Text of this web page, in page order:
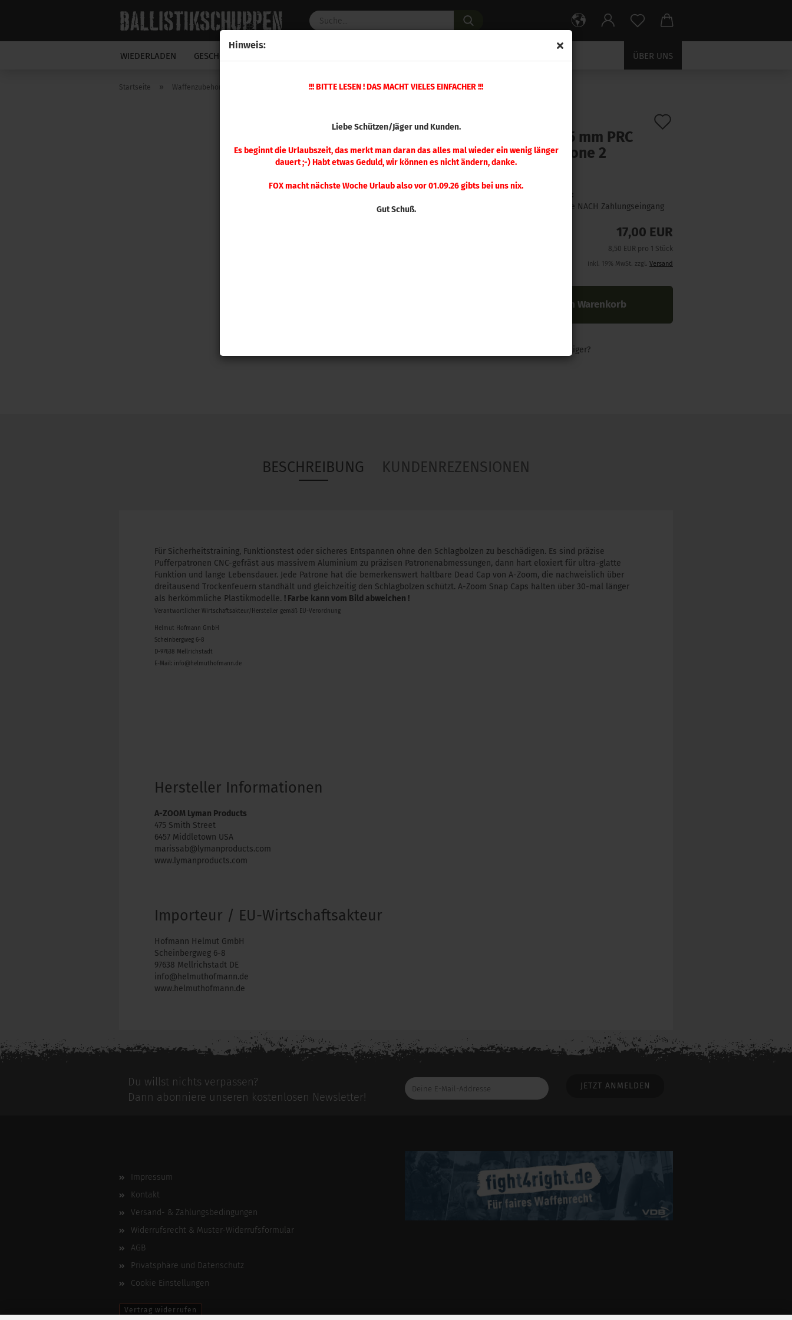
Hinweis:
!!! BITTE LESEN ! DAS MACHT VIELES EINFACHER !!!
Liebe Schützen/Jäger und Kunden.
Es beginnt die Urlaubszeit, das merkt man daran das alles mal wieder ein wenig länger
dauert ;-) Habt etwas Geduld, wir können es nicht ändern, danke.
FOX macht nächste Woche Urlaub also vor 01.09.26 gibts bei uns nix.
Gut Schuß.
WIEDERLADEN GESCHOSSE ÜBER UNS
Startseite » Waffenzubehör A-ZOOM Pufferpatronen » Langwaffe » A-Zoom 6,5 mm PRC Pufferpatrone 2 Stück
A-Zoom 6,5 mm PRC
Pufferpatrone 2
Stück
Lieferzeit:
1 Woche NACH Zahlungseingang
17,00 EUR
8,50 EUR pro 1 Stück
inkl. 19% MwSt. zzgl. Versand
In den Warenkorb
Woanders günstiger?
BESCHREIBUNG KUNDENREZENSIONEN
Für Sicherheitstraining, Funktionstest oder sicheres Entspannen ohne den Schlagbolzen zu beschädigen. Es sind präzise
Pufferpatronen CNC-gefräst aus massivem Aluminium zu präzisen Patronenabmessungen, dann hart eloxiert für ultra-glatte
Funktion und lange Lebensdauer. Jede Patrone hat die bemerkenswert haltbare Dead Cap von A-Zoom, die nachweislich über
dreitausend Trockenfeuern standhält und gleichzeitig den Schlagbolzen schützt. A-Zoom Snap Caps halten über 30-mal länger
als herkömmliche Plastikmodelle. ! Farbe kann vom Bild abweichen !
Verantwortlicher Wirtschaftsakteur/Hersteller gemäß EU-Verordnung
Helmut Hofmann GmbH
Scheinbergweg 6-8
D-97638 Mellrichstadt
E-Mail: info@helmuthofmann.de
Hersteller Informationen
A-ZOOM Lyman Products
475 Smith Street
6457 Middletown USA
marissab@lymanproducts.com
www.lymanproducts.com
Importeur / EU-Wirtschaftsakteur
Hofmann Helmut GmbH
Scheinbergweg 6-8
97638 Mellrichstadt DE
info@helmuthofmann.de
www.helmuthofmann.de
Du willst nichts verpassen?
Dann abonniere unseren kostenlosen Newsletter!
Deine
E-
Impressum
Kontakt
Versand- & Zahlungsbedingungen
Widerrufsrecht & Muster-Widerrufsformular
AGB
Privatsphäre und Datenschutz
Cookie Einstellungen
Vertrag widerrufen